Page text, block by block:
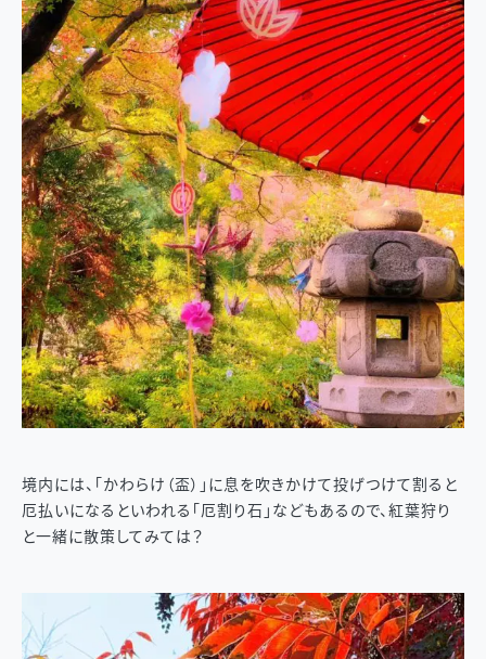
境内には、「かわらけ（盃）」に息を吹きかけて投げつけて割ると
厄払いになるといわれる「厄割り石」などもあるので、紅葉狩り
と一緒に散策してみては？